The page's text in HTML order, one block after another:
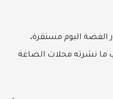
اليوم مستقرة،
ما نشرته محلات الصاغة